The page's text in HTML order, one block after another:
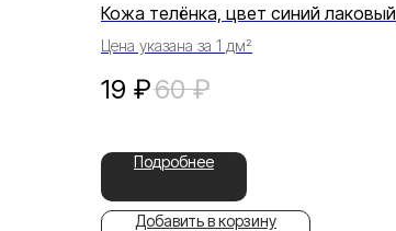
Кожа телёнка, цвет синий лаковый
Цена указана за 1 дм²
19 ₽60 ₽
Подробнее
Добавить в корзину